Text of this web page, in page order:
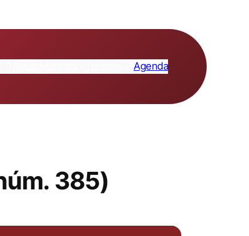
Agenda
385)